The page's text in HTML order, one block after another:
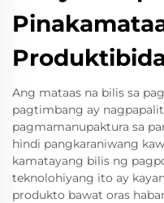
Ang mataas na bilis sa
pagtimbang ay
pagmamanupaktura sa
hindi pangkaraniwang
kamatayang bilis ng
teknolohiyang ito ay
produkto bawat oras